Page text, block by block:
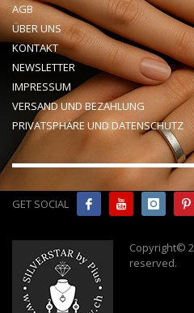
AGB
ÜBER UNS
KONTAKT
NEWSLETTER
IMPRESSUM
VERSAND UND BEZAHLUNG
PRIVATSPHÄRE UND DATENSCHUTZ
GET SOCIAL
Copyright©
reserved.